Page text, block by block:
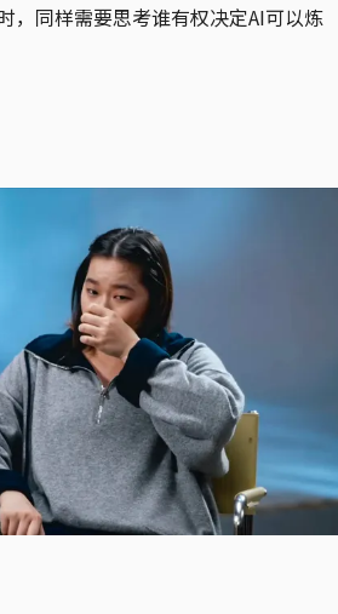
，同样需要思考谁有权决定AI可以炼